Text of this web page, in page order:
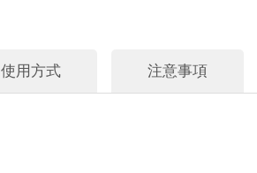
使用方式 注意事項